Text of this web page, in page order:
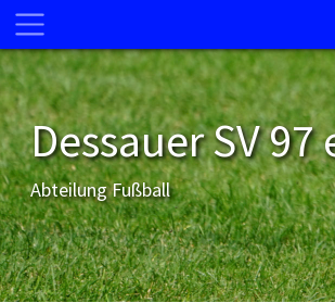
Dessauer SV 97
Abteilung Fußball